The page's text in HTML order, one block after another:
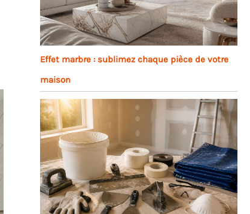
Effet marbre : sublimez chaque pièce de votre
maison